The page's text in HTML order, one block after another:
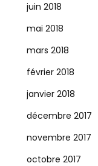
juin 2018
mai 2018
mars 2018
février 2018
janvier 2018
décembre 2017
novembre 2017
octobre 2017